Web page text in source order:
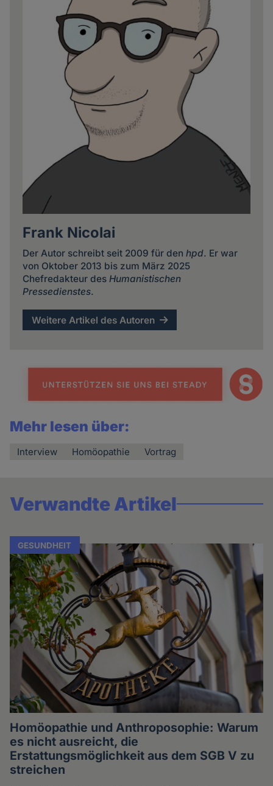
Frank Nicolai
Der Autor schreibt seit 2009 für den hpd. Er war
von Oktober 2013 bis zum März 2025
Chefredakteur des Humanistischen
Pressedienstes.
Weitere Artikel des Autoren
Mehr lesen über:
Interview Homöopathie Vortrag
Verwandte Artikel
GESUNDHEIT
Homöopathie und Anthroposophie: Warum
es nicht ausreicht, die
Erstattungsmöglichkeit aus dem SGB V zu
streichen